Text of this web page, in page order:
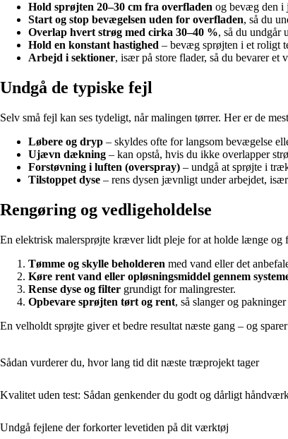
Hold sprøjten 20–30 cm fra overfladen og bevæg den i
Start og stop bevægelsen uden for overfladen, så du
Overlap hvert strøg med cirka 30–40 %, så du
Hold en konstant hastighed – bevæg sprøjten i et roligt
Arbejd i sektioner, især på store flader, så du bevarer et
Undgå de typiske fejl
Selv små fejl kan ses tydeligt, når malingen tørrer. Her er de
Løbere og dryp – skyldes ofte for langsom bevægelse
Ujævn dækning – kan opstå, hvis du ikke overlapper
Forstøvning i luften (overspray) – undgå at sprøjte i
Tilstoppet dyse – rens dysen jævnligt under arbejdet,
Rengøring og vedligeholdelse
En elektrisk malersprøjte kræver lidt pleje for at holde længe og
Tømme og skylle beholderen med vand eller det
Køre rent vand eller opløsningsmiddel gennem
Rense dyse og filter grundigt for malingrester.
Opbevare sprøjten tørt og rent, så slanger og
En velholdt sprøjte giver et bedre resultat næste gang – og
Sådan vurderer du, hvor lang tid dit næste træprojekt tager
Kvalitet uden test: Sådan genkender du godt og dårligt
Undgå fejlene der forkorter levetiden på dit værktøj